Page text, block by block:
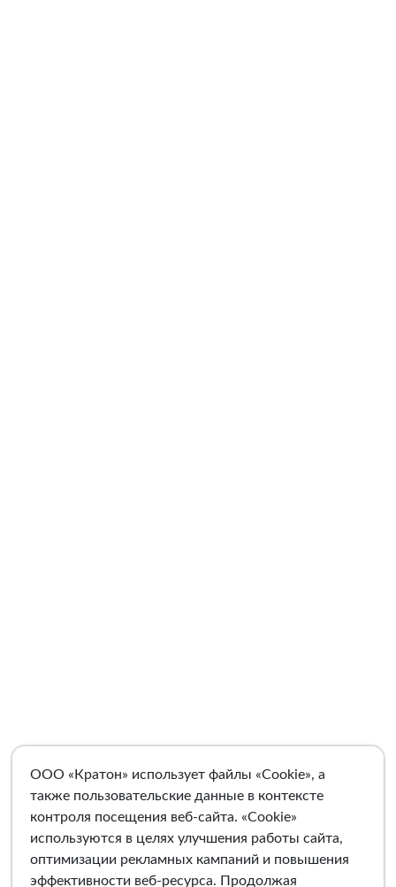
ООО «Кратон» использует файлы «Cookie», а
также пользовательские данные в контексте
контроля посещения веб-сайта. «Cookie»
используются в целях улучшения работы сайта,
оптимизации рекламных кампаний и повышения
эффективности веб-ресурса. Продолжая